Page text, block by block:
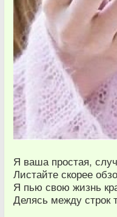
Я ваша простая,
Листайте скорее
Я пью свою жизнь
Делясь между строк